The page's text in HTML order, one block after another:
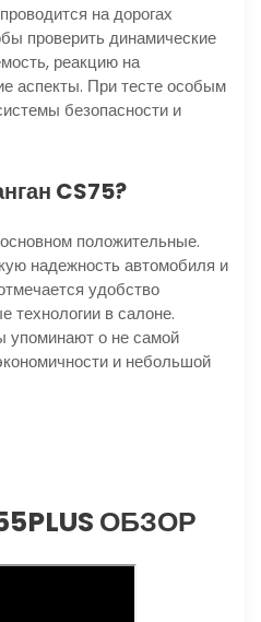
на дорогах
проверить динамические
реакцию на
аспекты. При тесте особым
безопасности и
CS75?
положительные.
надежность автомобиля и
удобство
технологии в салоне.
упоминают о не самой
и небольшой
ОБЗОР